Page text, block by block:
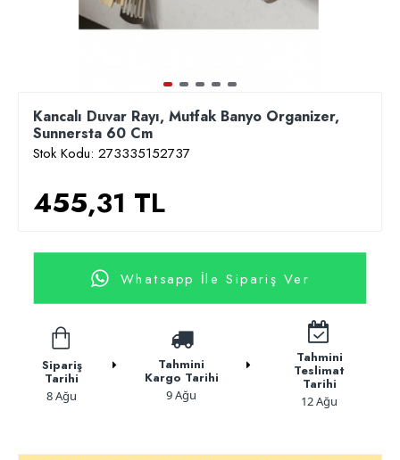
Kancalı Duvar Rayı, Mutfak Banyo Organizer,
Sunnersta 60 Cm
Stok Kodu: 273335152737
455,31 TL
Whatsapp İle Sipariş Ver
Sipariş
Tarihi
8 Ağu
Tahmini
Kargo Tarihi
9 Ağu
Tahmini
Teslimat
Tarihi
12 Ağu